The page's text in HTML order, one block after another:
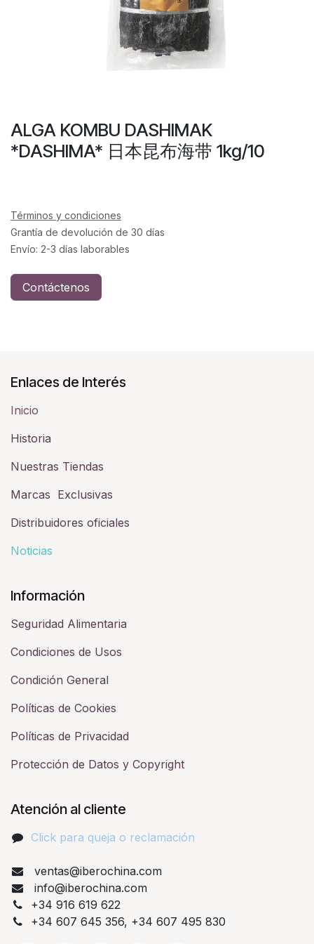
ALGA KOMBU DASHIMAK
*DASHIMA* 日本昆布海带 1kg/10
Términos y condiciones
Grantía de devolución de 30 días
Envío: 2-3 días laborables
Contáctenos
Enlaces de Interés
Inicio
Historia​
Nuestras Tiendas
Marcas Exclusivas
Distribuidores oficiales
Noticias
Información
Seguridad Alimentaria
Condiciones de Usos
Condición General
Políticas de Cookies
Políticas de Privacidad
Protección de Datos y Copyright
Atención al cliente
Click para queja o reclamación​
ventas@iberochina.com
info@iberochina.com
+34 916 619 622
+34 607 645 356, +34 607 495 830